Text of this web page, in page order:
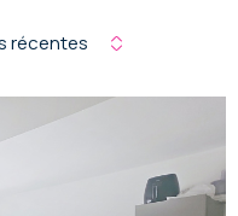
récentes